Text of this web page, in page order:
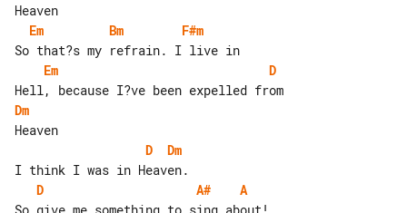
Em
Bm
F#m
Em
D
Dm
D
Dm
D
A#
A